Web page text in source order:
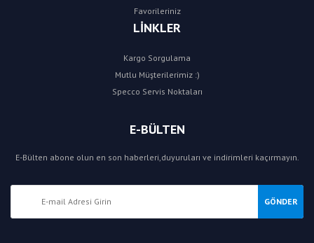
Favorileriniz
LİNKLER
Kargo Sorgulama
Mutlu Müşterilerimiz :)
Specco Servis Noktaları
E-BÜLTEN
E-Bülten abone olun en son haberleri,duyuruları ve indirimleri kaçırmayın.
GÖNDER